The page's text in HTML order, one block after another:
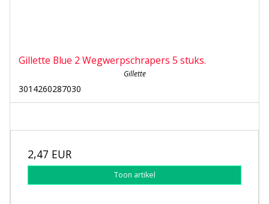
Gillette Blue 2 Wegwerpschrapers 5 stuks.
Gillette
3014260287030
2,47 EUR
Toon artikel